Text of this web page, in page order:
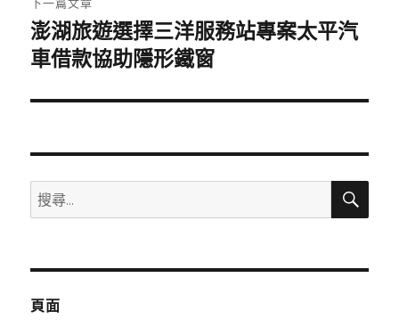
下
一
文
澎湖旅遊選擇三洋服務站專案太平汽
車借款協助隱形鐵窗
搜
尋
鍵
搜
頁面